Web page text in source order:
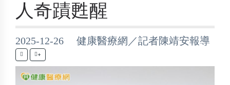
人奇蹟甦醒
2025-12-26 健康醫療網／記者陳靖安報導
+